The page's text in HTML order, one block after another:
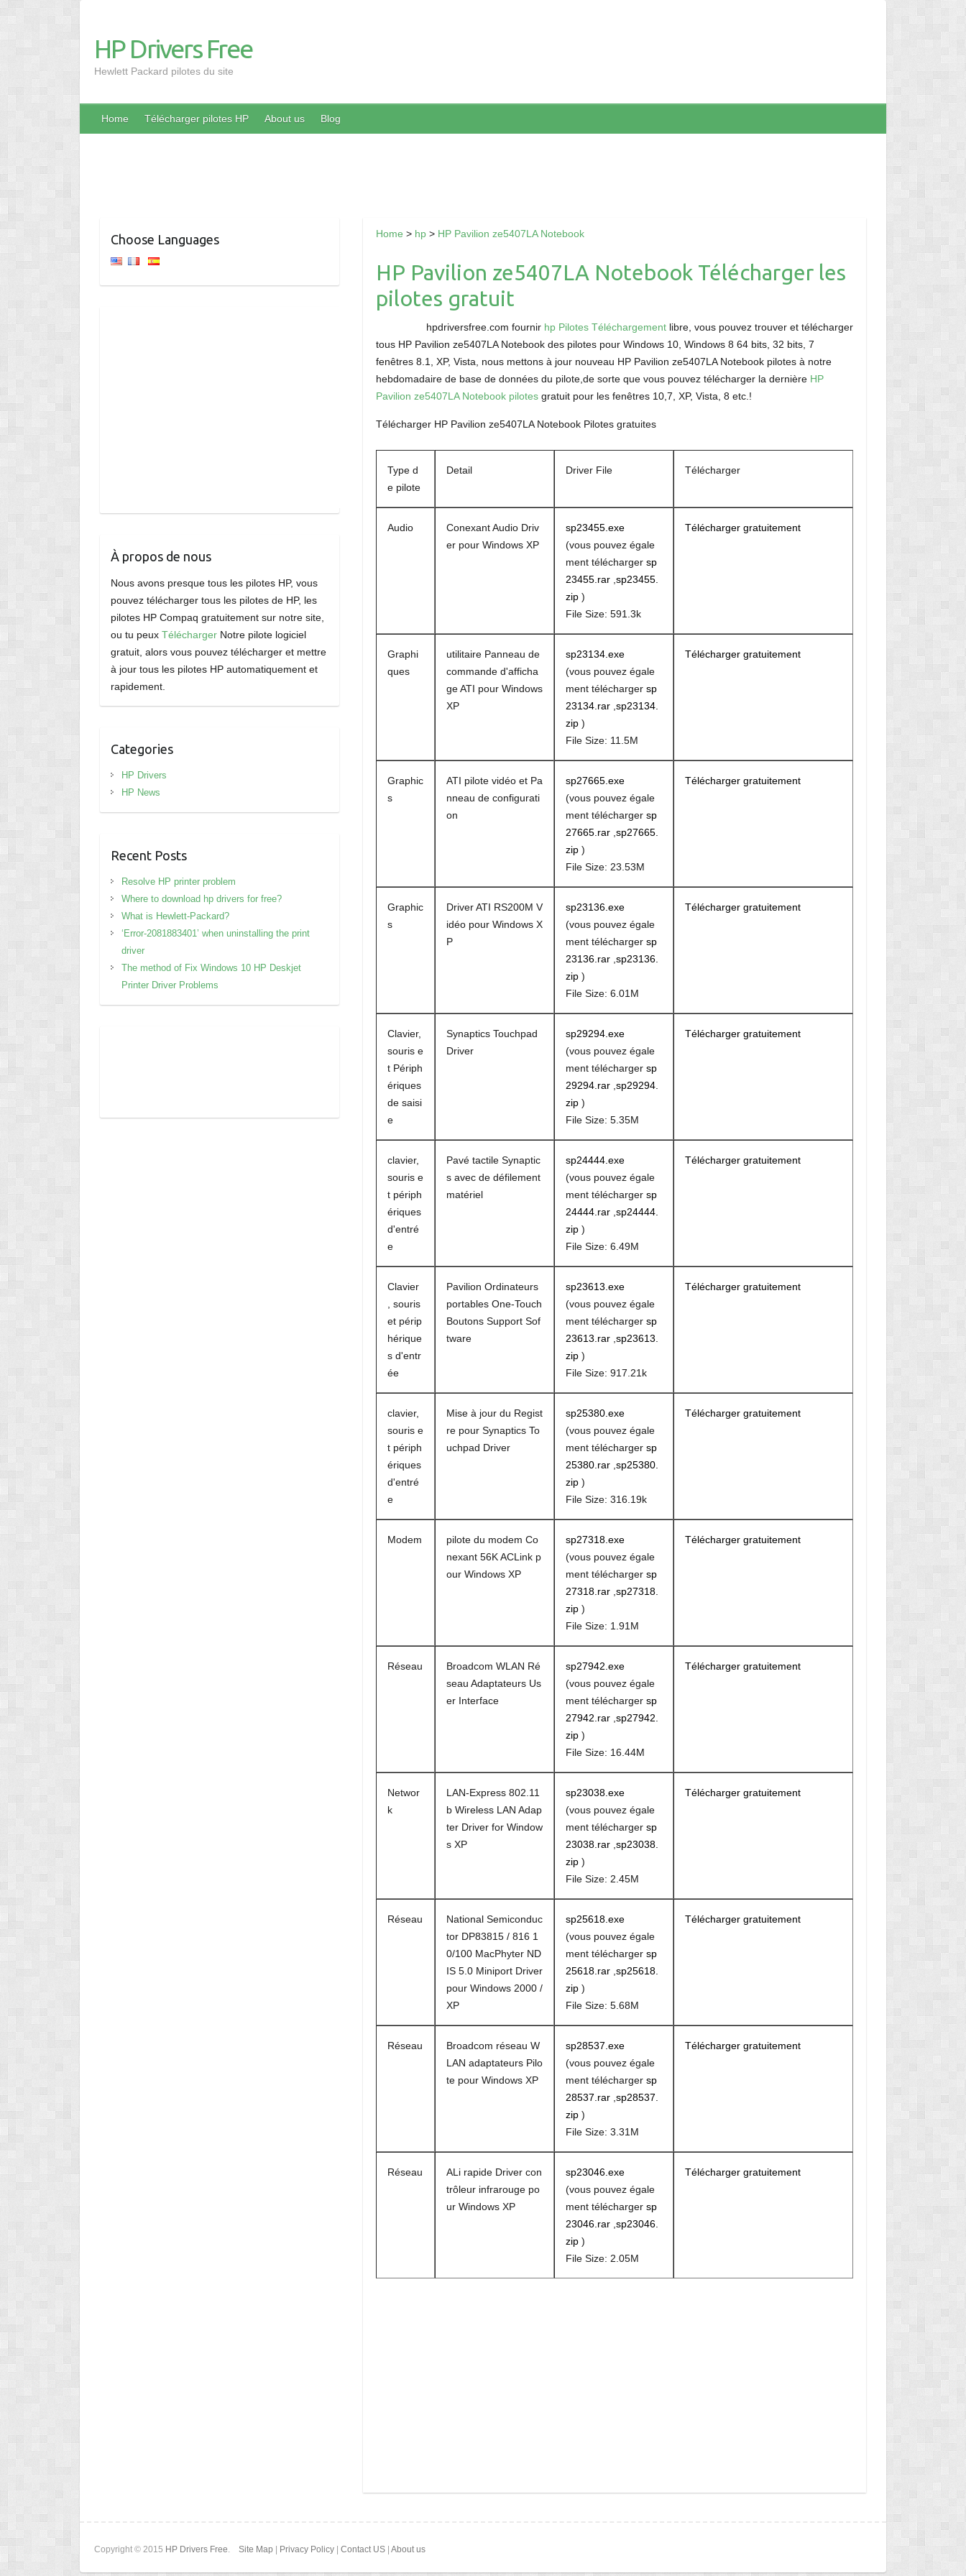
HP Drivers Free
Hewlett Packard pilotes du site
Home Télécharger pilotes HP About us Blog
Home > hp> HP Pavilion ze5407LA Notebook
HP Pavilion ze5407LA Notebook Télécharger les
pilotes gratuit
hpdriversfree.com fournir hp Pilotes Téléchargementlibre, vous pouvez trouver et télécharger
tous HP Pavilion ze5407LA Notebook des pilotes pour Windows 10, Windows 8 64 bits, 32 bits, 7
fenêtres 8.1, XP, Vista, nous mettons à jour nouveau HP Pavilion ze5407LA Notebook pilotes à notre
hebdomadaire de base de données du pilote,de sorte que vous pouvez télécharger la dernière HP
Pavilion ze5407LA Notebook pilotesgratuit pour les fenêtres 10,7, XP, Vista, 8 etc.!
Télécharger HP Pavilion ze5407LA Notebook Pilotes gratuites
Type d
e pilote
Detail Driver File Télécharger
Audio
Conexant Audio Driv
er pour Windows XP
sp23455.exe
(vous pouvez égale
ment télécharger sp
23455.rar,sp23455.
zip)
File Size: 591.3k
Télécharger gratuitement
Graphi
ques
utilitaire Panneau de
commande d'afficha
ge ATI pour Windows
XP
sp23134.exe
(vous pouvez égale
ment télécharger sp
23134.rar,sp23134.
zip)
File Size: 11.5M
Télécharger gratuitement
Graphic
s
ATI pilote vidéo et Pa
nneau de configurati
on
sp27665.exe
(vous pouvez égale
ment télécharger sp
27665.rar,sp27665.
zip)
File Size: 23.53M
Télécharger gratuitement
Graphic
s
Driver ATI RS200M V
idéo pour Windows X
P
sp23136.exe
(vous pouvez égale
ment télécharger sp
23136.rar,sp23136.
zip)
File Size: 6.01M
Télécharger gratuitement
Clavier,
souris e
t Périph
ériques
de saisi
e
Synaptics Touchpad
Driver
sp29294.exe
(vous pouvez égale
ment télécharger sp
29294.rar,sp29294.
zip)
File Size: 5.35M
Télécharger gratuitement
clavier,
souris e
t périph
ériques
d'entré
e
Pavé tactile Synaptic
s avec de défilement
matériel
sp24444.exe
(vous pouvez égale
ment télécharger sp
24444.rar,sp24444.
zip)
File Size: 6.49M
Télécharger gratuitement
Clavier
, souris
et périp
hérique
s d'entr
ée
Pavilion Ordinateurs
portables One-Touch
Boutons Support Sof
tware
sp23613.exe
(vous pouvez égale
ment télécharger sp
23613.rar,sp23613.
zip)
File Size: 917.21k
Télécharger gratuitement
clavier,
souris e
t périph
ériques
d'entré
e
Mise à jour du Regist
re pour Synaptics To
uchpad Driver
sp25380.exe
(vous pouvez égale
ment télécharger sp
25380.rar,sp25380.
zip)
File Size: 316.19k
Télécharger gratuitement
Modem
pilote du modem Co
nexant 56K ACLink p
our Windows XP
sp27318.exe
(vous pouvez égale
ment télécharger sp
27318.rar,sp27318.
zip)
File Size: 1.91M
Télécharger gratuitement
Réseau
Broadcom WLAN Ré
seau Adaptateurs Us
er Interface
sp27942.exe
(vous pouvez égale
ment télécharger sp
27942.rar,sp27942.
zip)
File Size: 16.44M
Télécharger gratuitement
Networ
k
LAN-Express 802.11
b Wireless LAN Adap
ter Driver for Window
s XP
sp23038.exe
(vous pouvez égale
ment télécharger sp
23038.rar,sp23038.
zip)
File Size: 2.45M
Télécharger gratuitement
Réseau
National Semiconduc
tor DP83815 / 816 1
0/100 MacPhyter ND
IS 5.0 Miniport Driver
pour Windows 2000 /
XP
sp25618.exe
(vous pouvez égale
ment télécharger sp
25618.rar,sp25618.
zip)
File Size: 5.68M
Télécharger gratuitement
Réseau
Broadcom réseau W
LAN adaptateurs Pilo
te pour Windows XP
sp28537.exe
(vous pouvez égale
ment télécharger sp
28537.rar,sp28537.
zip)
File Size: 3.31M
Télécharger gratuitement
Réseau
ALi rapide Driver con
trôleur infrarouge po
ur Windows XP
sp23046.exe
(vous pouvez égale
ment télécharger sp
23046.rar,sp23046.
zip)
File Size: 2.05M
Télécharger gratuitement
Choose Languages
À propos de nous
Nous avons presque tous les pilotes HP, vous
pouvez télécharger tous les pilotes de HP, les
pilotes HP Compaq gratuitement sur notre site,
ou tu peuxTélécharger Notre pilote logiciel
gratuit, alors vous pouvez télécharger et mettre
à jour tous les pilotes HP automatiquement et
rapidement.
Categories
HP Drivers
HP News
Recent Posts
Resolve HP printer problem
Where to download hp drivers for free?
What is Hewlett-Packard?
‘Error-2081883401’ when uninstalling the print
driver
The method of Fix Windows 10 HP Deskjet
Printer Driver Problems
Copyright © 2015 HP Drivers Free. Site Map Privacy Policy Contact US About us